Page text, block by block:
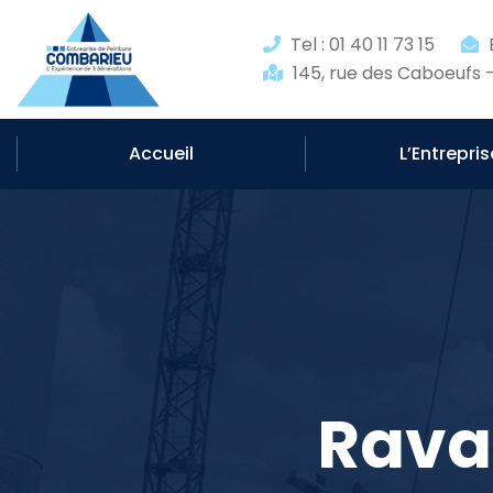
Tel : 01 40 11 73 15
145, rue des Caboeufs –
Accueil